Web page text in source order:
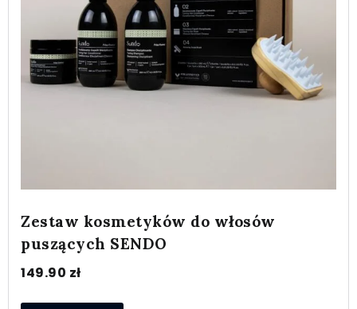
Zestaw kosmetyków do włosów
puszących SENDO
149.90 zł